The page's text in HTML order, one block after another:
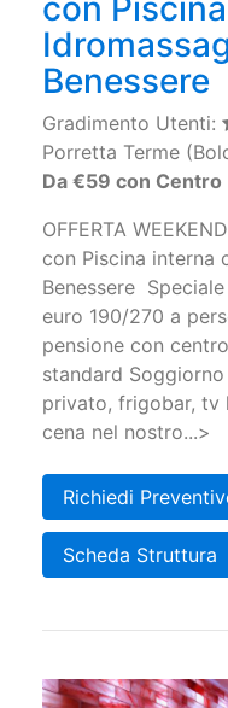
con
Benessere
Gradimento Utenti:
Porretta Terme
Da €59 con Centro
OFFERTA
con Piscina interna
Benessere
euro 190/270 a
pensione con
standard
privato, frigobar, tv
cena nel nostro...>
Richiedi
Scheda Struttura